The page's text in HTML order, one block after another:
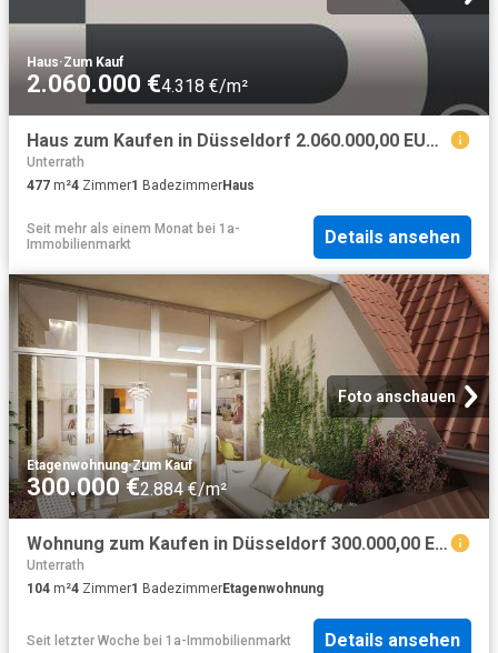
Haus·Zum Kauf
2.060.000 €4.318 €/m²
Haus zum Kaufen in Düsseldorf 2.060.000,00 EUR 477.57 m²
Unterrath
477 m²4 Zimmer1 BadezimmerHaus
Seit mehr als einem Monat bei 1a-
Immobilienmarkt
Details ansehen
Foto anschauen
Etagenwohnung·Zum Kauf
300.000 €2.884 €/m²
Wohnung zum Kaufen in Düsseldorf 300.000,00 EUR 104 m²
Unterrath
104 m²4 Zimmer1 BadezimmerEtagenwohnung
Seit letzter Woche bei 1a-Immobilienmarkt Details ansehen